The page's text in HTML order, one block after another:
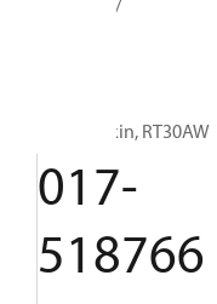
Painekytkin, RT30AW
017-
518766